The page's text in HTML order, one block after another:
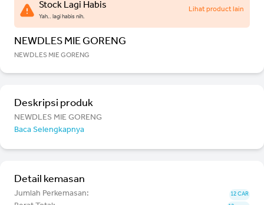
Stock Lagi Habis
Yah.. lagi habis nih.
Lihat product lain
NEWDLES MIE GORENG
NEWDLES MIE GORENG
Deskripsi produk
NEWDLES MIE GORENG
Baca Selengkapnya
Detail kemasan
Jumlah Perkemasan: 12 CAR